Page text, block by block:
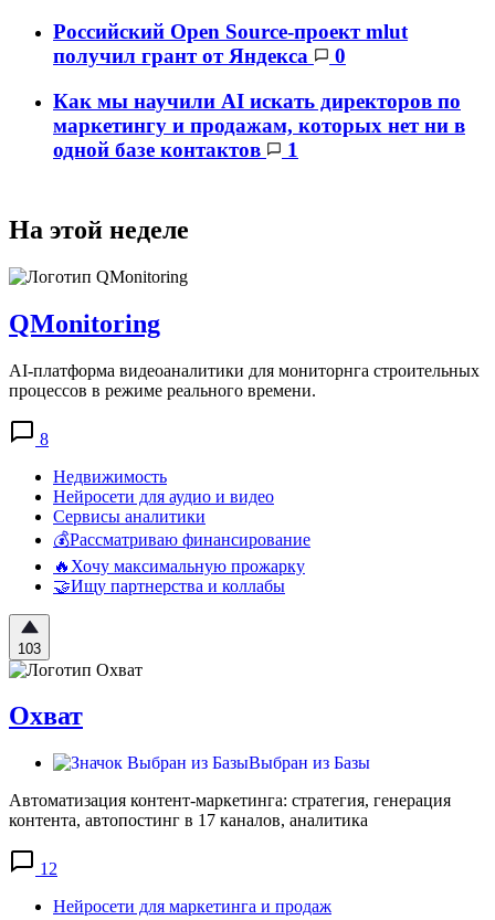
Российский Open Source-проект mlut
получил грант от Яндекса
0
Как мы научили AI искать директоров по
маркетингу и продажам, которых нет ни в
одной базе контактов
1
На этой неделе
QMonitoring
AI-платформа видеоаналитики для мониторнга строительных
процессов в режиме реального времени.
8
Недвижимость
Нейросети для аудио и видео
Сервисы аналитики
💰Рассматриваю финансирование
🔥Хочу максимальную прожарку
🤝Ищу партнерства и коллабы
103
Охват
Выбран из Базы
Автоматизация контент-маркетинга: стратегия, генерация
контента, автопостинг в 17 каналов, аналитика
12
Нейросети для маркетинга и продаж